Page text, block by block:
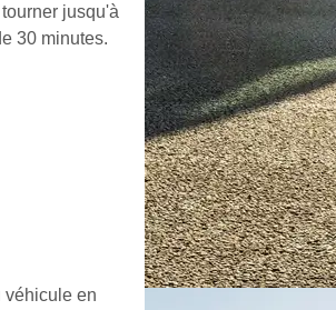
jusqu'à
30 minutes.
véhicule en